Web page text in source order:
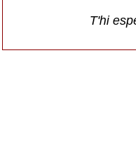
T'hi